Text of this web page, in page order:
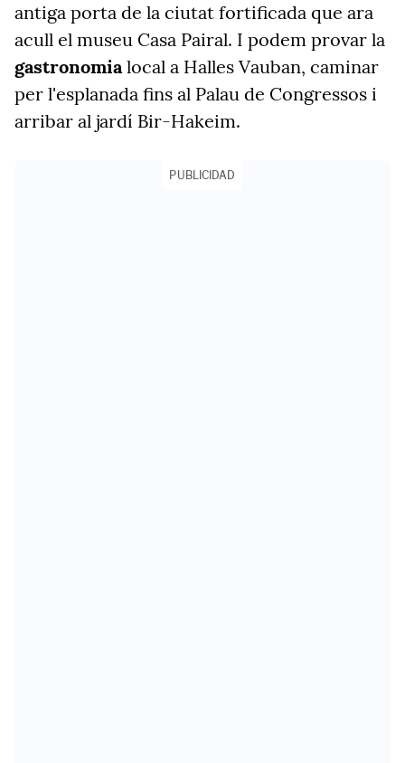
antiga porta de la ciutat fortificada que ara
acull el museu Casa Pairal. I podem provar la
gastronomialocal a Halles Vauban, caminar
per l'esplanada fins al Palau de Congressos i
arribar al jardí Bir-Hakeim.
PUBLICIDAD